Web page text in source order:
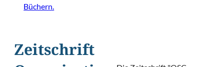
Büchern.
Zeitschrift